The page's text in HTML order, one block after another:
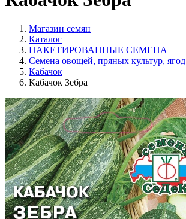
Магазин семян
Каталог
ПАКЕТИРОВАННЫЕ СЕМЕНА
Семена овощей, пряных культур, ягод
Кабачок
Кабачок Зебра